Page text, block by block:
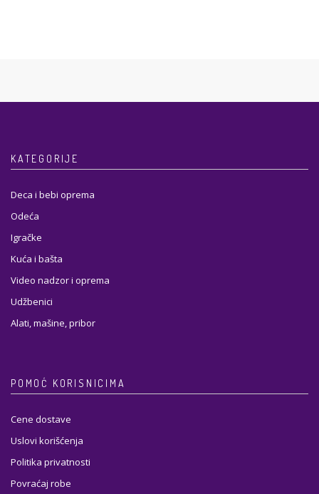
KATEGORIJE
Deca i bebi oprema
Odeća
Igračke
Kuća i bašta
Video nadzor i oprema
Udžbenici
Alati, mašine, pribor
POMOĆ KORISNICIMA
Cene dostave
Uslovi korišćenja
Politika privatnosti
Povraćaj robe